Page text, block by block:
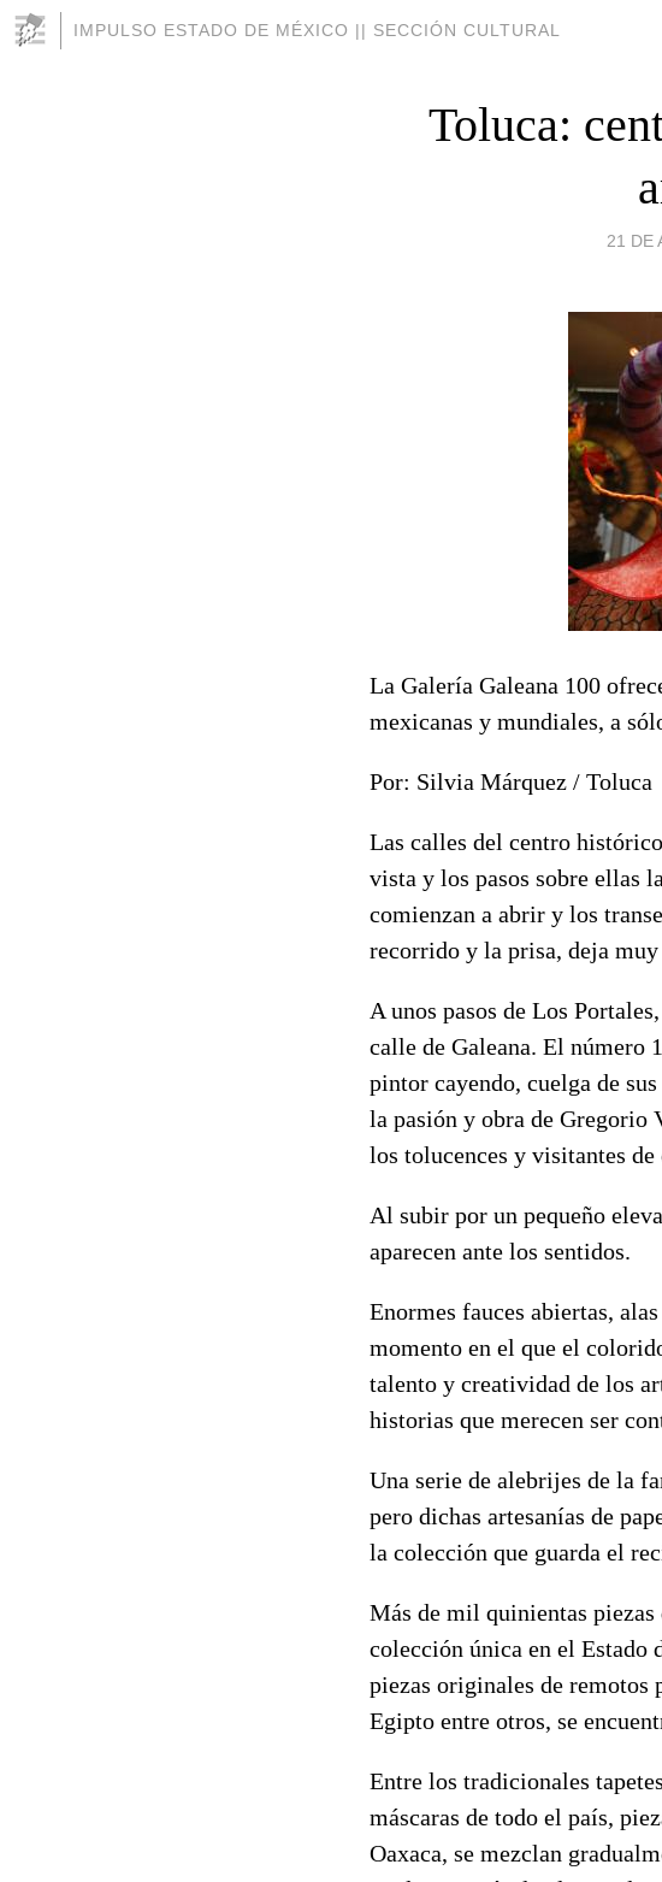
IMPULSO ESTADO DE MÉXICO || SECCIÓN CULTURAL
Toluca:
21 DE
La Galería Galeana 100
mexicanas y mundiales, a
Por: Silvia Márquez / Toluca
Las calles del centro
vista y los pasos sobre ellas
comienzan a abrir y los
recorrido y la prisa, deja
A unos pasos de Los
calle de Galeana. El número
pintor cayendo, cuelga de
la pasión y obra de Gregorio
los tolucences y visitantes de
Al subir por un pequeño
aparecen ante los sentidos.
Enormes fauces abiertas,
momento en el que el
talento y creatividad de los
historias que merecen ser
Una serie de alebrijes de la
pero dichas artesanías de
la colección que guarda el
Más de mil quinientas piezas
colección única en el Estado
piezas originales de remotos
Egipto entre otros, se
Entre los tradicionales
máscaras de todo el país,
Oaxaca, se mezclan